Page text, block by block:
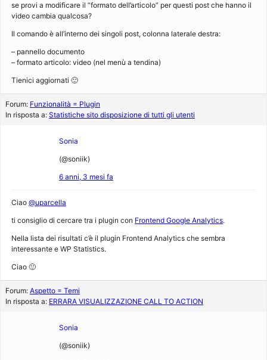
se provi a modificare il “formato dell’articolo” per questi post che hanno il
video cambia qualcosa?
Il comando è all’interno dei singoli post, colonna laterale destra:
– pannello documento
– formato articolo: video (nel menù a tendina)
Tienici aggiornati 🙂
Forum: Funzionalità = Plugin
In risposta a: Statistiche sito disposizione di tutti gli utenti
Sonia
(@soniik)
6 anni, 3 mesi fa
Ciao @uparcella
ti consiglio di cercare tra i plugin con Frontend Google Analytics.
Nella lista dei risultati c’è il plugin Frontend Analytics che sembra
interessante e WP Statistics.
Ciao 🙂
Forum: Aspetto = Temi
In risposta a: ERRARA VISUALIZZAZIONE CALL TO ACTION
Sonia
(@soniik)